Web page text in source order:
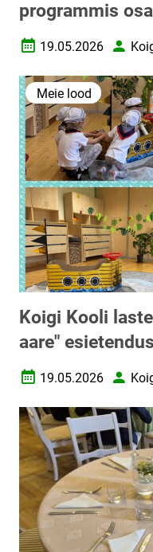
programmis
Loomise kuupäev
19.05.2026 Autor
Meie lood
Koigi Kooli
aare" esietendus
Loomise kuupäev
19.05.2026 Autor